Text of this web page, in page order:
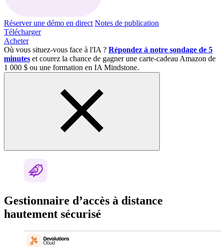
Réserver une démo en direct Notes de publication
Télécharger
Acheter
Où vous situez-vous face à l'IA ? Répondez à notre sondage de 5
minutes et courez la chance de gagner une carte-cadeau Amazon de
1 000 $ ou une formation en IA Mindstone.
Gestionnaire d’accès à distance
hautement sécurisé